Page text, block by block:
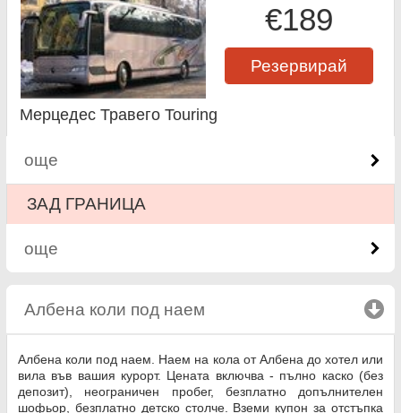
€189
Резервирай
Мерцедес Травего Touring
още
ЗАД ГРАНИЦА
още
Албена коли под наем click to collapse contents
Албена коли под наем. Наем на кола от Албена до хотел или
вила във вашия курорт. Цената включва - пълно каско (без
депозит), неограничен пробег, безплатно допълнителен
шофьор, безплатно детско столче. Вземи купон за отстъпка